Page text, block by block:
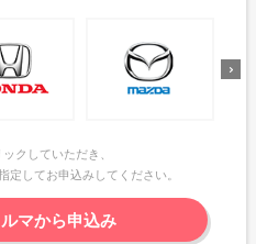
クしていただき、
定してお申込みしてください。
マから申込み